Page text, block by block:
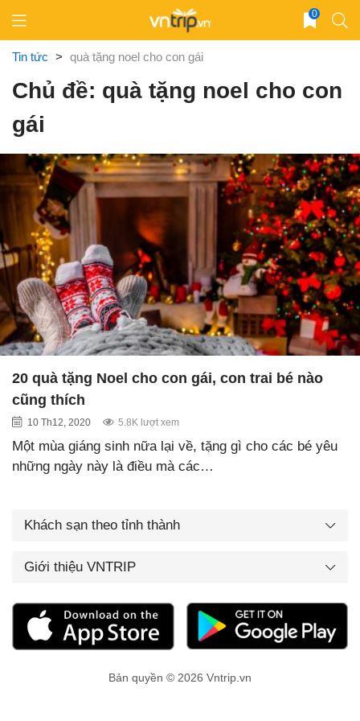
content
0
Tin tức > quà tặng noel cho con gái
Chủ đề: quà tặng noel cho con
gái
20 quà tặng Noel cho con gái, con trai bé nào
cũng thích
10 Th12, 2020 5.8K lượt xem
Một mùa giáng sinh nữa lại về, tặng gì cho các bé yêu
những ngày này là điều mà các…
Khách sạn theo tỉnh thành
Giới thiệu VNTRIP
Bản quyền © 2026 Vntrip.vn